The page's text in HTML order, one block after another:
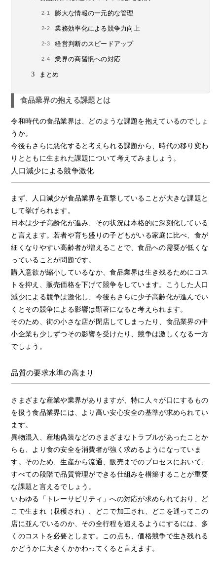
膨大な情報の一元的な管理
業務効率化による競争力向上
経営判断のスピードアップ
業界の商習慣への対応
まとめ
食品業界の抱える課題とは
令和時代の食品業界は、どのような課題を抱えているのでしょ
うか。
今後もさらに悪化すると考えられる課題から、時代の移り変わ
りとともに生まれた課題について考えてみましょう。
人口減少による競争激化
まず、人口減少が食品業界を直撃していることが大きな課題と
して挙げられます。
日本は少子高齢化が進み、その状況は本格的に深刻化している
と言えます。若者や育ち盛りの子どもがいる家庭に比べ、食が
細くなりやすい高齢者が増えることで、食品への需要が低くな
っていることが問題です。
購入意欲が縮小しているなか、食品業界は生き残るためにコス
トを抑え、販売価格を下げて競争をしています。こうした人口
減少による競争は激化し、今後もさらに少子高齢化が進んでい
くとその競争による影響は顕著になると考えられます。
そのため、街の小さな店が閉店してしまったり、食品業界の中
小企業も少しずつその影響を受けたり、競争は激しくなる一方
でしょう。
品質の要求水準の高まり
さまざまな産業や業界がありますが、特に人々が口にするもの
を扱う食品業界には、より高い安心安全の基準が求められてい
ます。
異物混入、産地偽装などのさまざまなトラブルがあったことか
らも、より食の安全を消費者が強く求めるようになっていま
す。そのため、生産から流通、販売までのプロセスにおいて、
すべての段階で品質管理ができる仕組みを構築することが重要
な課題と言えるでしょう。
いわゆる「トレーサビリティ」への対応が求められており、ど
こで生まれ（収穫され）、どこで加工され、どこを通ってこの
店に並んでいるのか、その全行程を追えるようにするには、多
くのコストを必要とします。この点も、価格競争で生き残れる
かどうかに大きくかかわってくると言えます。